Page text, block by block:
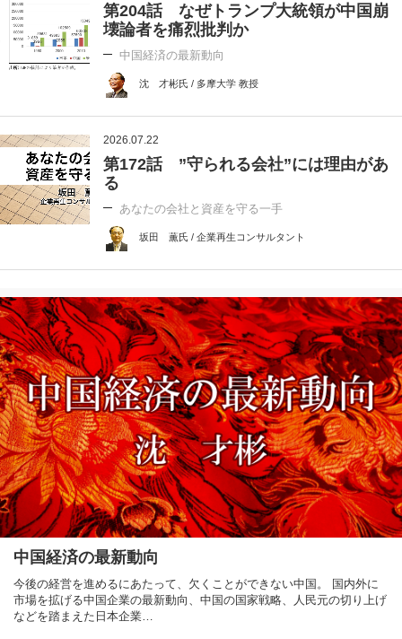
第204話 なぜトランプ大統領が中国崩
壊論者を痛烈批判か
中国経済の最新動向
沈 才彬氏 / 多摩大学 教授
2026.07.22
第172話 ”守られる会社”には理由があ
る
あなたの会社と資産を守る一手
坂田 薫氏 / 企業再生コンサルタント
中国経済の最新動向
今後の経営を進めるにあたって、欠くことができない中国。 国内外に
市場を拡げる中国企業の最新動向、中国の国家戦略、人民元の切り上げ
などを踏まえた日本企業…